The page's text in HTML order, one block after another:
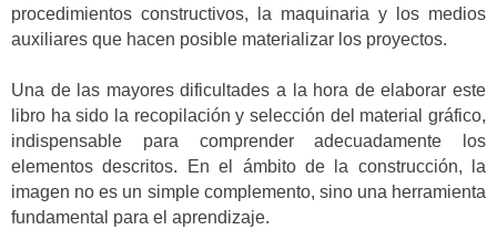
procedimientos constructivos, la maquinaria y los medios
auxiliares que hacen posible materializar los proyectos.
Una de las mayores dificultades a la hora de elaborar este
libro ha sido la recopilación y selección del material gráfico,
indispensable para comprender adecuadamente los
elementos descritos. En el ámbito de la construcción, la
imagen no es un simple complemento, sino una herramienta
fundamental para el aprendizaje.